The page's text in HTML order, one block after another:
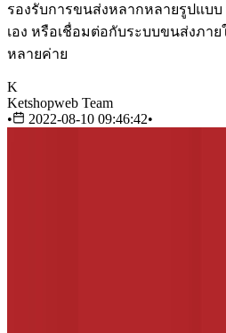
รองรับการขนส่งหลากหลายรูปแบ
เอง หรือเชื่อมต่อกับระบบขนส่งภา
หลายค่าย
K
Ketshopweb Team
•
2022-08-10 09:46:42•